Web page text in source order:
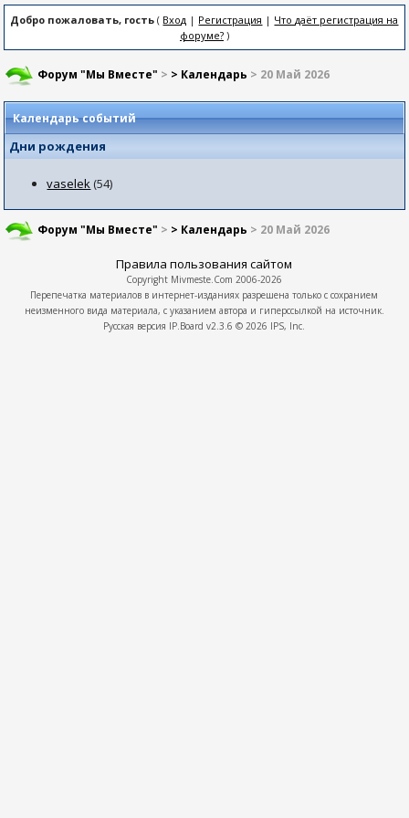
Добро пожаловать, гость ( Вход | Регистрация | Что даёт регистрация на
форуме?)
Форум "Мы Вместе" > > Календарь > 20 Май 2026
Календарь событий
Дни рождения
vaselek (54)
Форум "Мы Вместе" > > Календарь > 20 Май 2026
Правила пользования сайтом
Copyright Mivmeste.Com 2006-2026
Перепечатка материалов в интернет-изданиях разрешена только с сохранием
неизменного вида материала, с указанием автора и гиперссылкой на источник.
Русская версия IP.Board v2.3.6 © 2026 IPS, Inc.